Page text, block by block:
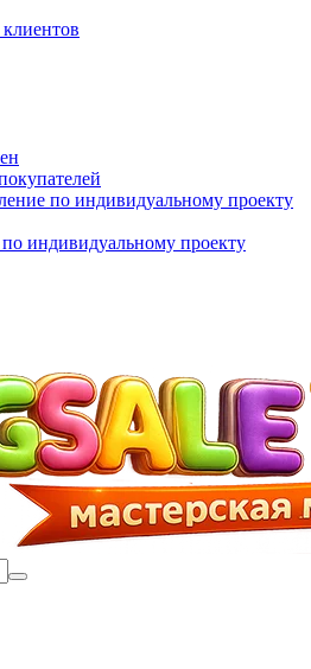
по индивидуальному проекту
индивидуальному проекту